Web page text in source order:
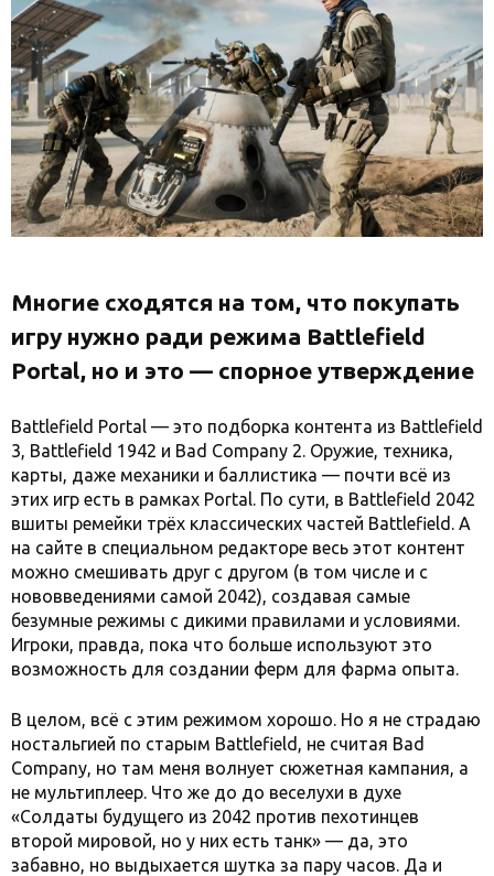
Многие сходятся на том, что покупать
игру нужно ради режима Battlefield
Portal, но и это — спорное утверждение
Battlefield Portal — это подборка контента из Battlefield
3, Battlefield 1942 и Bad Company 2. Оружие, техника,
карты, даже механики и баллистика — почти всё из
этих игр есть в рамках Portal. По сути, в Battlefield 2042
вшиты ремейки трёх классических частей Battlefield. А
на сайте в специальном редакторе весь этот контент
можно смешивать друг с другом (в том числе и с
нововведениями самой 2042), создавая самые
безумные режимы с дикими правилами и условиями.
Игроки, правда, пока что больше используют это
возможность для создании ферм для фарма опыта.
В целом, всё с этим режимом хорошо. Но я не страдаю
ностальгией по старым Battlefield, не считая Bad
Company, но там меня волнует сюжетная кампания, а
не мультиплеер. Что же до до веселухи в духе
«Солдаты будущего из 2042 против пехотинцев
второй мировой, но у них есть танк» — да, это
забавно, но выдыхается шутка за пару часов. Да и